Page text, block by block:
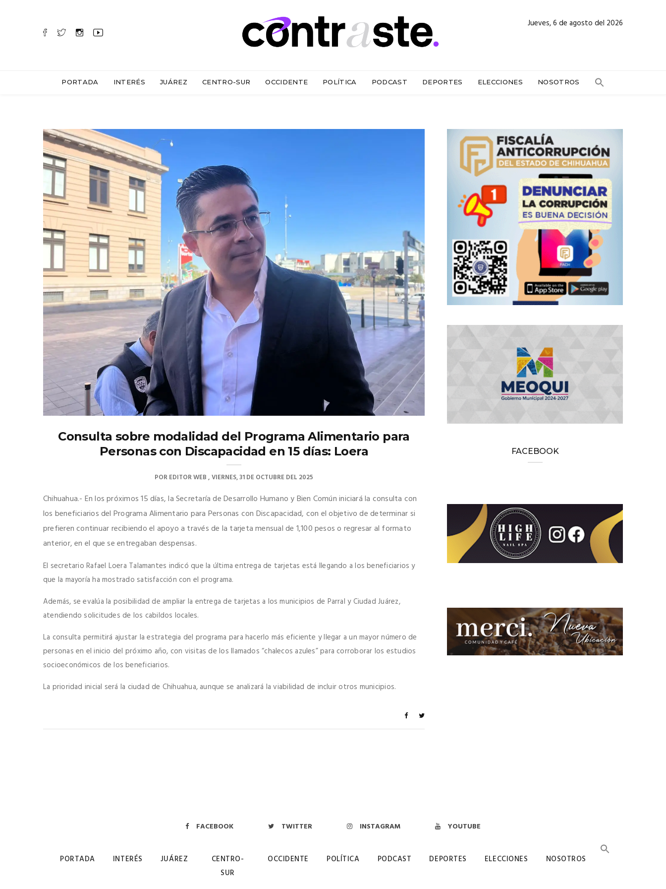
Jueves, 6 de agosto del 2026
PORTADA INTERÉS JUÁREZ CENTRO-SUR OCCIDENTE POLÍTICA PODCAST DEPORTES ELECCIONES NOSOTROS
Consulta sobre modalidad del Programa Alimentario para
Personas con Discapacidad en 15 días: Loera
POREDITOR WEB VIERNES, 31 DE OCTUBRE DEL 2025
Chihuahua.- En los próximos 15 días, la Secretaría de Desarrollo Humano y Bien Común iniciará la consulta con
los beneficiarios del Programa Alimentario para Personas con Discapacidad, con el objetivo de determinar si
prefieren continuar recibiendo el apoyo a través de la tarjeta mensual de 1,100 pesos o regresar al formato
anterior, en el que se entregaban despensas.
El secretario Rafael Loera Talamantes indicó que la última entrega de tarjetas está llegando a los beneficiarios y
que la mayoría ha mostrado satisfacción con el programa.
Además, se evalúa la posibilidad de ampliar la entrega de tarjetas a los municipios de Parral y Ciudad Juárez,
atendiendo solicitudes de los cabildos locales.
La consulta permitirá ajustar la estrategia del programa para hacerlo más eficiente y llegar a un mayor número de
personas en el inicio del próximo año, con visitas de los llamados “chalecos azules” para corroborar los estudios
socioeconómicos de los beneficiarios.
La prioridad inicial será la ciudad de Chihuahua, aunque se analizará la viabilidad de incluir otros municipios.
FACEBOOK
FACEBOOK TWITTER INSTAGRAM YOUTUBE
PORTADA INTERÉS JUÁREZ
CENTRO-
SUR
OCCIDENTE POLÍTICA PODCAST DEPORTES ELECCIONES NOSOTROS